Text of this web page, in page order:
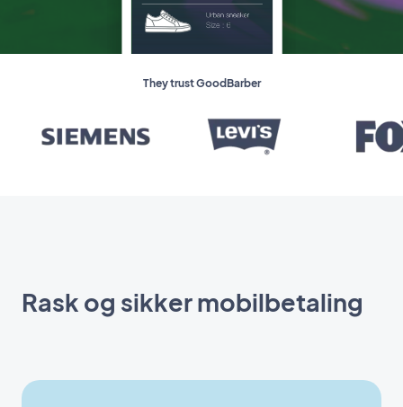
They trust GoodBarber
Rask og sikker mobilbetaling